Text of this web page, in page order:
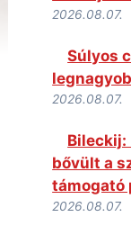
2026.08.07.
Súlyos
2026.08.07.
Bileckij:
bővült a
támogató
2026.08.07.